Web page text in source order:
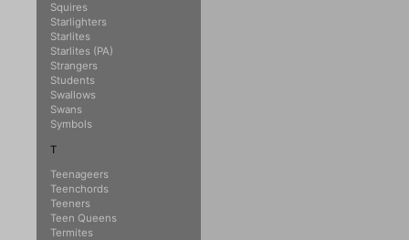
Squires
Starlighters
Starlites
Starlites (PA)
Strangers
Students
Swallows
Swans
Symbols
T
Teenageers
Teenchords
Teeners
Teen Queens
Termites